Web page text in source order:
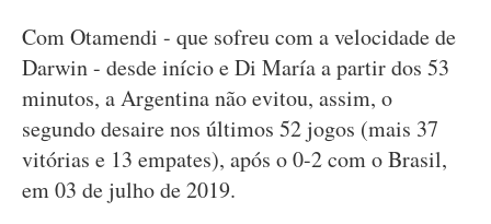
Com Otamendi - que sofreu com a velocidade de
Darwin - desde início e Di María a partir dos 53
minutos, a Argentina não evitou, assim, o
segundo desaire nos últimos 52 jogos (mais 37
vitórias e 13 empates), após o 0-2 com o Brasil,
em 03 de julho de 2019.